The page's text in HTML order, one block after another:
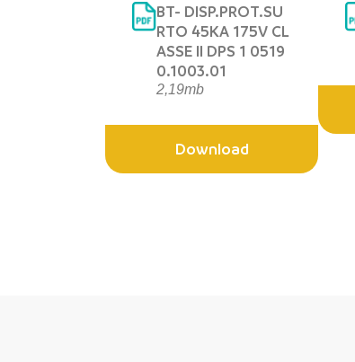
BT- DISP.PROT.SU
RTO 45KA 175V CL
ASSE II DPS 1 0519
0.1003.01
2,19mb
Download